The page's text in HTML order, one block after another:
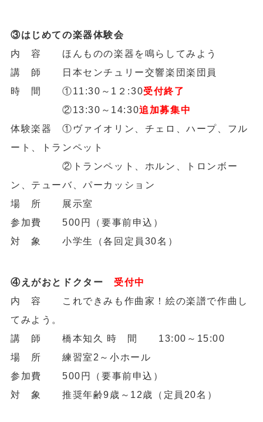
③はじめての楽器体験会
内 容 ほんものの楽器を鳴らしてみよう
講 師 日本センチュリー交響楽団楽団員
時 間 ①11:30～1２:30受付終了
②13:30～14:30追加募集中
体験楽器 ①ヴァイオリン、チェロ、ハープ、フル
ート、トランペット
②トランペット、ホルン、トロンボー
ン、テューバ、パーカッション
場 所 展示室
参加費 500円（要事前申込）
対 象 小学生（各回定員30名）
④えがおとドクター 受付中
内 容 これできみも作曲家！絵の楽譜で作曲し
てみよう。
講 師 橋本知久 時 間 13:00～15:00
場 所 練習室2～小ホール
参加費 500円（要事前申込）
対 象 推奨年齢9歳～12歳（定員20名）